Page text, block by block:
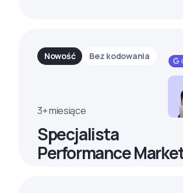
Nowość Bez kodowania
3+ miesiące
Specjalista
Performance